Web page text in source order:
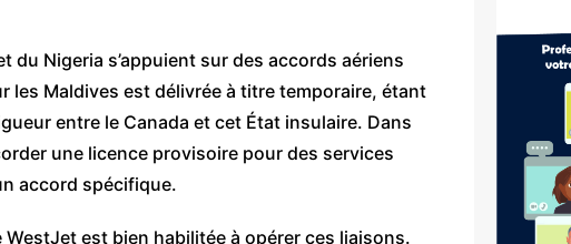
du Nigeria s’appuient sur des accords aériens
les Maldives est délivrée à titre temporaire, étant
entre le Canada et cet État insulaire. Dans
une licence provisoire pour des services
accord spécifique.
est bien habilitée à opérer ces liaisons.